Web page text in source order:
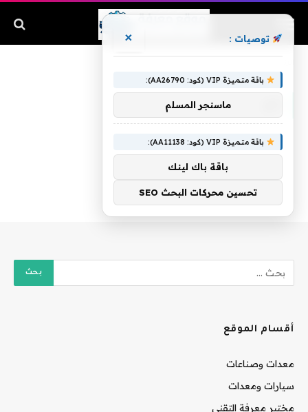
أقسام الموقع
معدات وصناعات
سيارات ومعدات
مختبر معرفة التقني
توصيات : ×
باقة متميزة VIP (كود: AA26790):
ماسنجر المسلم
باقة متميزة VIP (كود: AA11138):
باقة باك لينك
تحسين محركات البحث SEO